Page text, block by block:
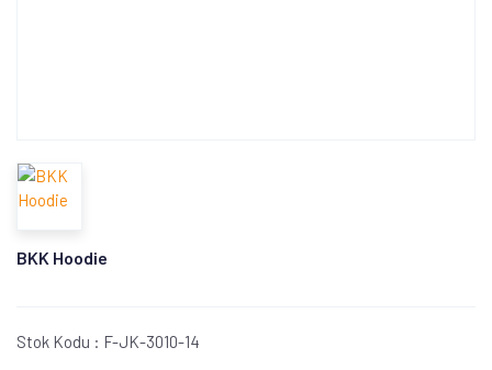
BKK Hoodie
Stok Kodu : F-JK-3010-14